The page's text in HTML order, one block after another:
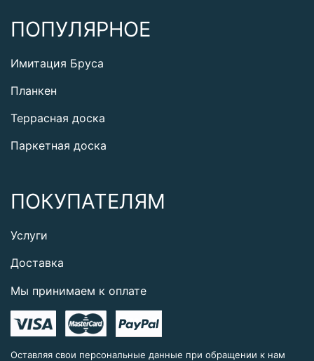
ПОПУЛЯРНОЕ
Имитация Бруса
Планкен
Террасная доска
Паркетная доска
ПОКУПАТЕЛЯМ
Услуги
Доставка
Мы принимаем к оплате
Оставляя свои персональные данные при обращении к нам